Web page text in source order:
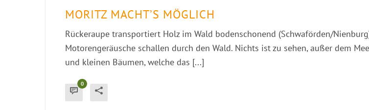
MORITZ MACHT’S MÖGLICH
Rückeraupe transportiert Holz im Wald bodenschonend (Schwaförden/
Motorengeräusche schallen durch den Wald. Nichts ist zu sehen, außer dem
und kleinen Bäumen, welche das [...]
0